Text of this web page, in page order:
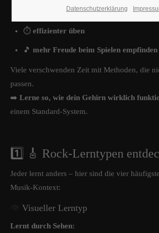
zielgerichteter lernen
⏱️ effizienter üben
🎵 mehr Freude beim Spielen empfinden
Viele verschwenden Zeit mit Methoden, die
passen.
➡️ Lerne so, wie dein Gehirn wirklich
einem Standard-System.
1️⃣ 🎸 Rock-Lerntypen
Jeder lernt anders – hier sind die vier
Musik-Kontext:
Visueller Lerntyp
Lernt durch Sehen:
Datenschutzerklärung